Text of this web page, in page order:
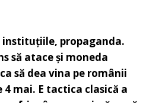
propaganda.
să atace și moneda
să dea vina pe românii
mai. E tactica clasică a